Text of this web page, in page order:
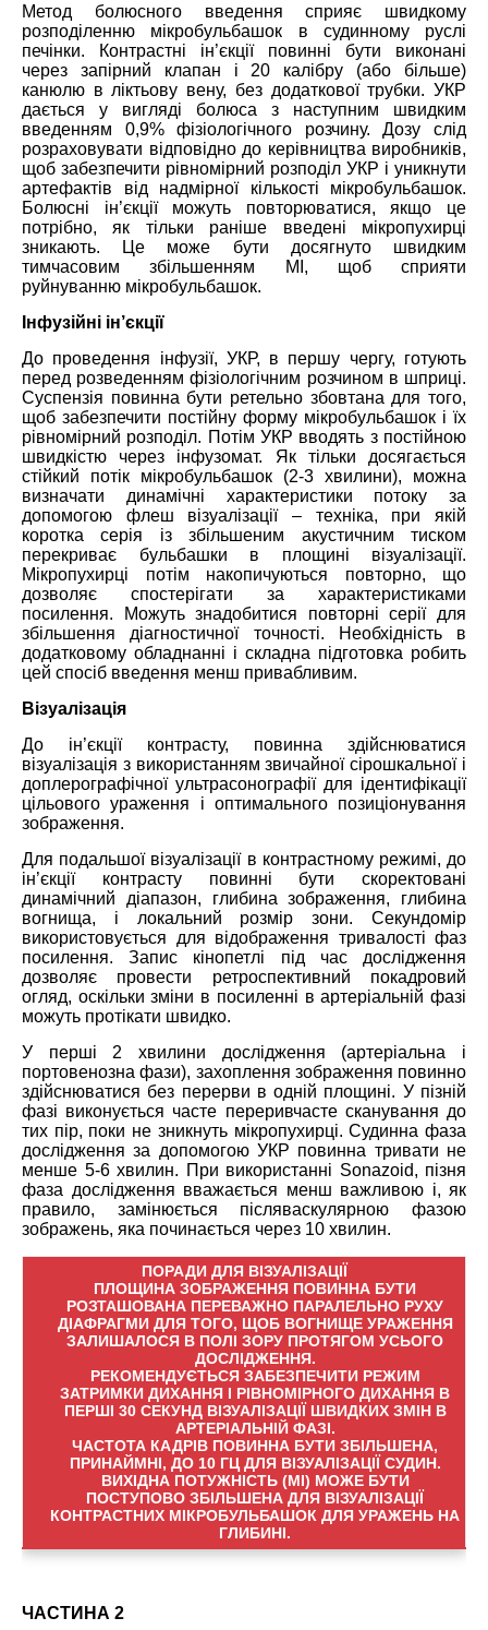
Метод болюсного введення сприяє швидкому
розподіленню мікробульбашок в судинному руслі
печінки. Контрастні ін’єкції повинні бути виконані
через запірний клапан і 20 калібру (або більше)
канюлю в ліктьову вену, без додаткової трубки. УКР
дається у вигляді болюса з наступним швидким
введенням 0,9% фізіологічного розчину. Дозу слід
розраховувати відповідно до керівництва виробників,
щоб забезпечити рівномірний розподіл УКР і уникнути
артефактів від надмірної кількості мікробульбашок.
Болюсні ін’єкції можуть повторюватися, якщо це
потрібно, як тільки раніше введені мікропухирці
зникають. Це може бути досягнуто швидким
тимчасовим збільшенням МІ, щоб сприяти
руйнуванню мікробульбашок.
Інфузійні ін’єкції
До проведення інфузії, УКР, в першу чергу, готують
перед розведенням фізіологічним розчином в шприці.
Суспензія повинна бути ретельно збовтана для того,
щоб забезпечити постійну форму мікробульбашок і їх
рівномірний розподіл. Потім УКР вводять з постійною
швидкістю через інфузомат. Як тільки досягається
стійкий потік мікробульбашок (2-3 хвилини), можна
визначати динамічні характеристики потоку за
допомогою флеш візуалізації – техніка, при якій
коротка серія із збільшеним акустичним тиском
перекриває бульбашки в площині візуалізації.
Мікропухирці потім накопичуються повторно, що
дозволяє спостерігати за характеристиками
посилення. Можуть знадобитися повторні серії для
збільшення діагностичної точності. Необхідність в
додатковому обладнанні і складна підготовка робить
цей спосіб введення менш привабливим.
Візуалізація
До ін’єкції контрасту, повинна здійснюватися
візуалізація з використанням звичайної сірошкальної і
доплерографічної ультрасонографії для ідентифікації
цільового ураження і оптимального позиціонування
зображення.
Для подальшої візуалізації в контрастному режимі, до
ін’єкції контрасту повинні бути скоректовані
динамічний діапазон, глибина зображення, глибина
вогнища, і локальний розмір зони. Секундомір
використовується для відображення тривалості фаз
посилення. Запис кінопетлі під час дослідження
дозволяє провести ретроспективний покадровий
огляд, оскільки зміни в посиленні в артеріальній фазі
можуть протікати швидко.
У перші 2 хвилини дослідження (артеріальна і
портовенозна фази), захоплення зображення повинно
здійснюватися без перерви в одній площині. У пізній
фазі виконується часте переривчасте сканування до
тих пір, поки не зникнуть мікропухирці. Судинна фаза
дослідження за допомогою УКР повинна тривати не
менше 5-6 хвилин. При використанні Sonazoid, пізня
фаза дослідження вважається менш важливою і, як
правило, замінюється післяваскулярною фазою
зображень, яка починається через 10 хвилин.
ПОРАДИ ДЛЯ ВІЗУАЛІЗАЦІЇ
ПЛОЩИНА ЗОБРАЖЕННЯ ПОВИННА БУТИ
РОЗТАШОВАНА ПЕРЕВАЖНО ПАРАЛЕЛЬНО РУХУ
ДІАФРАГМИ ДЛЯ ТОГО, ЩОБ ВОГНИЩЕ УРАЖЕННЯ
ЗАЛИШАЛОСЯ В ПОЛІ ЗОРУ ПРОТЯГОМ УСЬОГО
ДОСЛІДЖЕННЯ.
РЕКОМЕНДУЄТЬСЯ ЗАБЕЗПЕЧИТИ РЕЖИМ
ЗАТРИМКИ ДИХАННЯ І РІВНОМІРНОГО ДИХАННЯ В
ПЕРШІ 30 СЕКУНД ВІЗУАЛІЗАЦІЇ ШВИДКИХ ЗМІН В
АРТЕРІАЛЬНІЙ ФАЗІ.
ЧАСТОТА КАДРІВ ПОВИННА БУТИ ЗБІЛЬШЕНА,
ПРИНАЙМНІ, ДО 10 ГЦ ДЛЯ ВІЗУАЛІЗАЦІЇ СУДИН.
ВИХІДНА ПОТУЖНІСТЬ (МІ) МОЖЕ БУТИ
ПОСТУПОВО ЗБІЛЬШЕНА ДЛЯ ВІЗУАЛІЗАЦІЇ
КОНТРАСТНИХ МІКРОБУЛЬБАШОК ДЛЯ УРАЖЕНЬ НА
ГЛИБИНІ.
ЧАСТИНА 2